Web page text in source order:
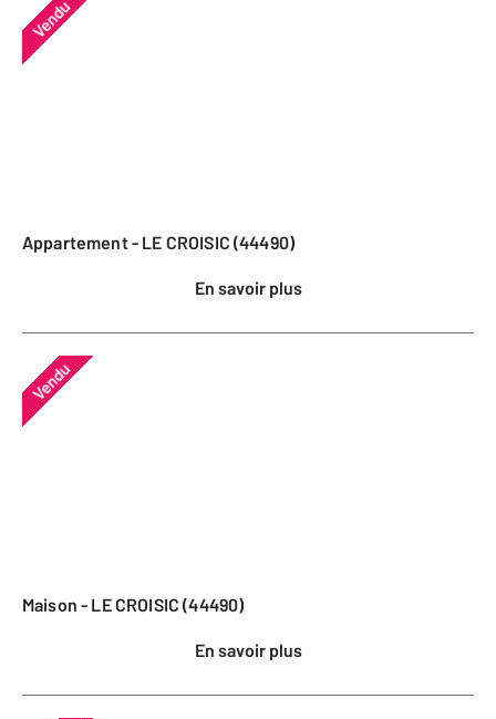
Vendu
Appartement - LE CROISIC (44490)
En savoir plus
Vendu
Maison - LE CROISIC (44490)
En savoir plus